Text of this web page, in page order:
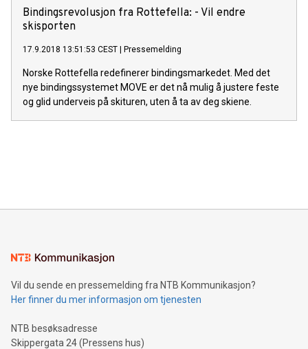
Bindingsrevolusjon fra Rottefella: - Vil endre
skisporten
17.9.2018 13:51:53 CEST Pressemelding
Norske Rottefella redefinerer bindingsmarkedet. Med det
nye bindingssystemet MOVE er det nå mulig å justere feste
og glid underveis på skituren, uten å ta av deg skiene.
Vil du sende en pressemelding fra NTB Kommunikasjon?
Her finner du mer informasjon om tjenesten
NTB besøksadresse
Skippergata 24 (Pressens hus)